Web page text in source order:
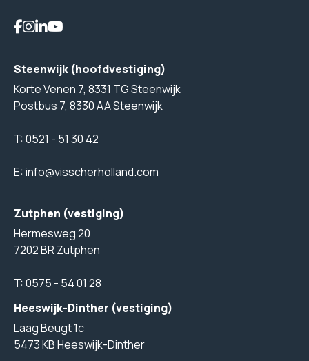
Steenwijk (hoofdvestiging)
Korte Venen 7, 8331 TG Steenwijk
Postbus 7, 8330 AA Steenwijk
T:0521 - 51 30 42
E:info@visscherholland.com
Zutphen (vestiging)
Hermesweg 20
7202 BR Zutphen
T:0575 - 54 01 28
Heeswijk-Dinther (vestiging)
Laag Beugt 1c
5473 KB Heeswijk-Dinther